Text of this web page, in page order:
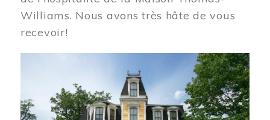
Williams. Nous avons très hâte de vous
recevoir!